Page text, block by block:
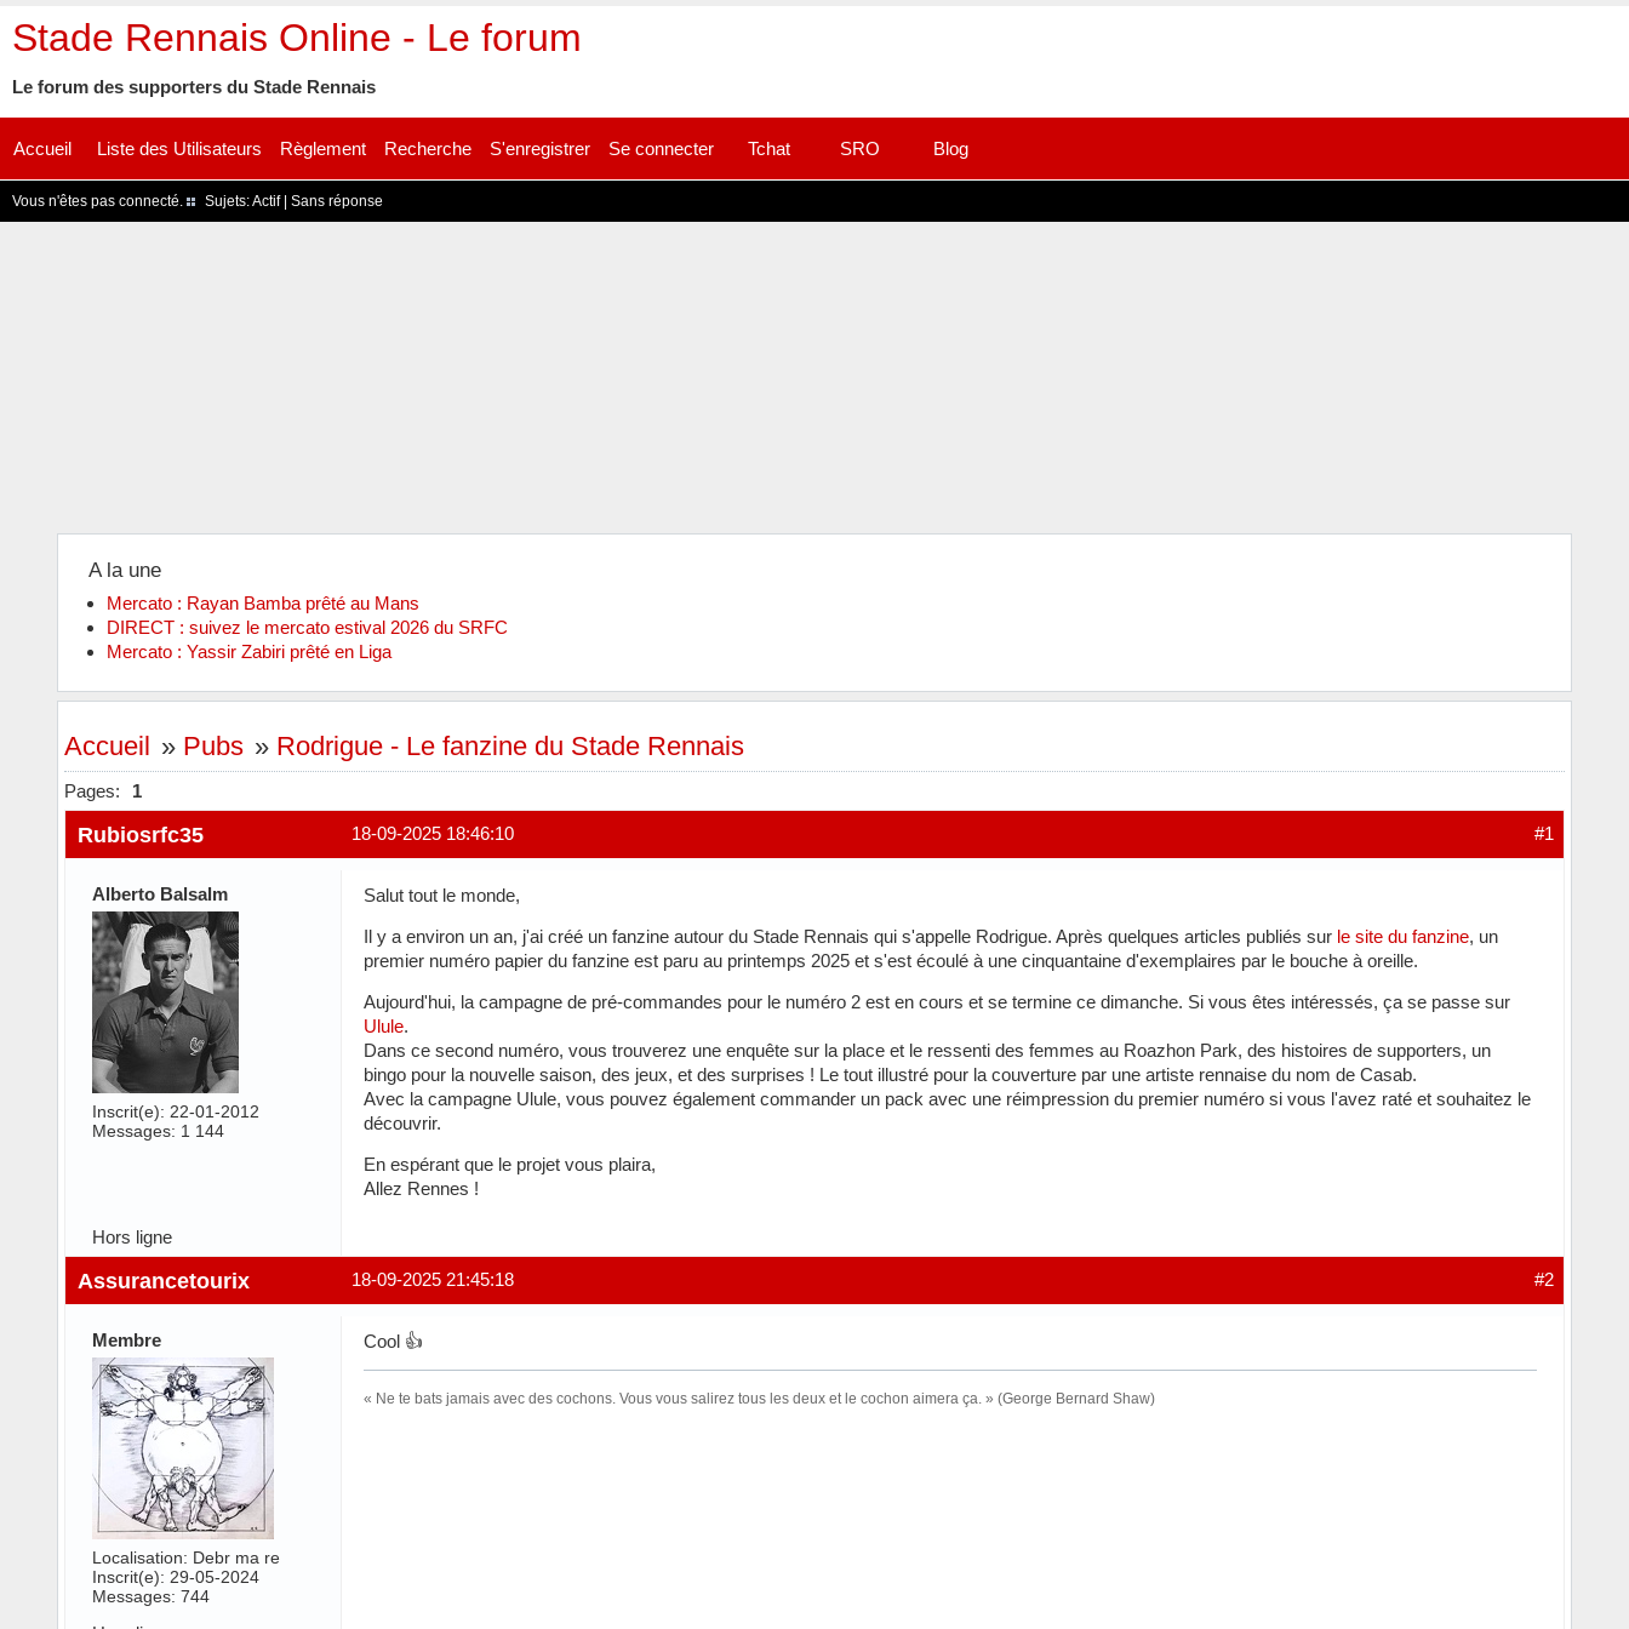
Stade Rennais Online - Le forum
Le forum des supporters du Stade Rennais
Accueil Liste des Utilisateurs Règlement Recherche S'enregistrer Se connecter Tchat SRO Blog
Vous n'êtes pas connecté. Sujets:Actif| Sans réponse
A la une
Mercato : Rayan Bamba prêté au Mans
DIRECT : suivez le mercato estival 2026 du SRFC
Mercato : Yassir Zabiri prêté en Liga
Accueil » Pubs » Rodrigue - Le fanzine du Stade Rennais
Pages: 1
#1
18-09-2025 18:46:10
Rubiosrfc35
Alberto Balsalm
Inscrit(e): 22-01-2012
Messages: 1 144
Salut tout le monde,
Il y a environ un an, j'ai créé un fanzine autour du Stade Rennais qui s'appelle Rodrigue. Après quelques articles publiés sur le site du fanzine, un
premier numéro papier du fanzine est paru au printemps 2025 et s'est écoulé à une cinquantaine d'exemplaires par le bouche à oreille.
Aujourd'hui, la campagne de pré-commandes pour le numéro 2 est en cours et se termine ce dimanche. Si vous êtes intéressés, ça se passe sur
Ulule.
Dans ce second numéro, vous trouverez une enquête sur la place et le ressenti des femmes au Roazhon Park, des histoires de supporters, un
bingo pour la nouvelle saison, des jeux, et des surprises ! Le tout illustré pour la couverture par une artiste rennaise du nom de Casab.
Avec la campagne Ulule, vous pouvez également commander un pack avec une réimpression du premier numéro si vous l'avez raté et souhaitez le
découvrir.
En espérant que le projet vous plaira,
Allez Rennes !
Hors ligne
#2
18-09-2025 21:45:18
Assurancetourix
Membre
Localisation: Debr ma re
Inscrit(e): 29-05-2024
Messages: 744
Cool 👍
« Ne te bats jamais avec des cochons. Vous vous salirez tous les deux et le cochon aimera ça. » (George Bernard Shaw)